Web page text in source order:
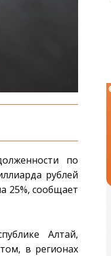
по
рублей
25%, сообщает
Алтай,
в регионах